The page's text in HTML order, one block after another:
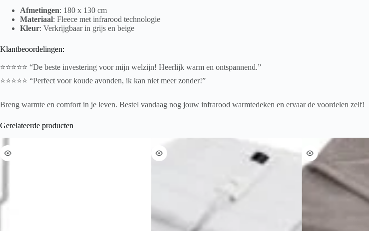
Afmetingen: 180 x 130 cm
Materiaal: Fleece met infrarood technologie
Kleur: Verkrijgbaar in grijs en beige
Klantbeoordelingen:
⭐️⭐️⭐️⭐️⭐️ “De beste investering voor mijn welzijn! Heerlijk warm en ontspannend.”
⭐️⭐️⭐️⭐️⭐️ “Perfect voor koude avonden, ik kan niet meer zonder!”
Breng warmte en comfort in je leven. Bestel vandaag nog jouw infrarood warmtedeken en ervaar de voordelen zelf!
Gerelateerde producten